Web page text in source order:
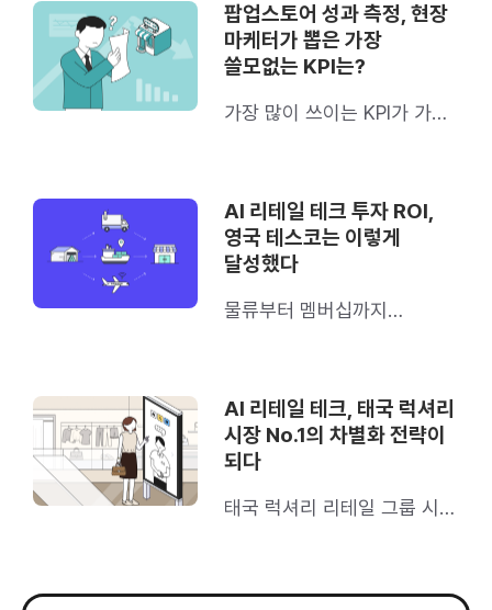
팝업스토어 성과 측정, 현장
마케터가 뽑은 가장
쓸모없는 KPI는?
가장 많이 쓰이는 KPI가 가장
AI 리테일 테크 투자 ROI,
영국 테스코는 이렇게
달성했다
물류부터 멤버십까지
AI 리테일 테크, 태국 럭셔리
시장 No.1의 차별화 전략이
되다
태국 럭셔리 리테일 그룹 시암